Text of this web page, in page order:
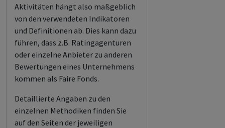
Aktivitäten hängt also maßgeblich
von den verwendeten Indikatoren
und Definitionen ab. Dies kann dazu
führen, dass z.B. Ratingagenturen
oder einzelne Anbieter zu anderen
Bewertungen eines Unternehmens
kommen als Faire Fonds.
Detaillierte Angaben zu den
einzelnen Methodiken finden Sie
auf den Seiten der jeweiligen